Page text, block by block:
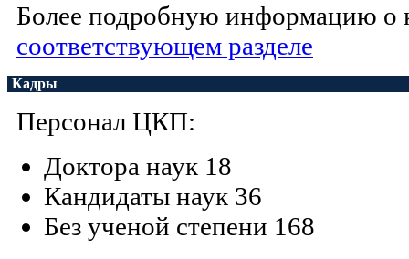
Более подробную информацию о
соответствующем разделе
Кадры
Персонал ЦКП:
Доктора наук 18
Кандидаты наук 36
Без ученой степени 168